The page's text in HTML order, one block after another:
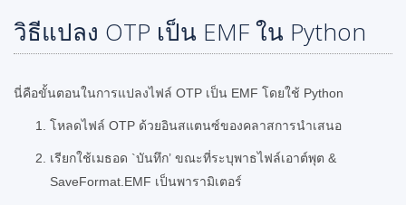
วิธีแปลง OTP เป็น EMF ใน Python
นี่คือขั้นตอนในการแปลงไฟล์ OTP เป็น EMF โดยใช้ Python
โหลดไฟล์ OTP ด้วยอินสแตนซ์ของคลาสการนำเสนอ
เรียกใช้เมธอด `บันทึก’ ขณะที่ระบุพาธไฟล์เอาต์พุต &
SaveFormat.EMF เป็นพารามิเตอร์